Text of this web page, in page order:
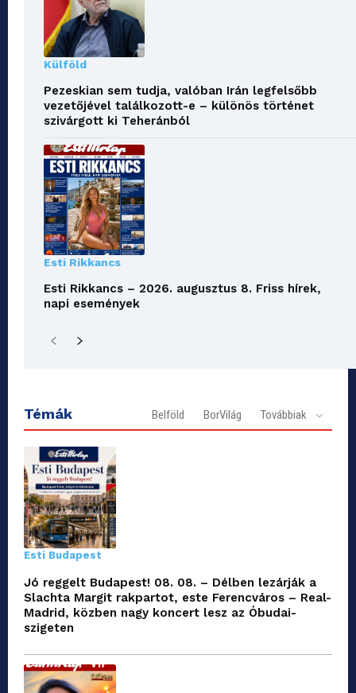
Külföld
Pezeskian sem tudja, valóban Irán legfelsőbb
vezetőjével találkozott-e – különös történet
szivárgott ki Teheránból
Esti Rikkancs
Esti Rikkancs – 2026. augusztus 8. Friss hírek,
napi események
Témák Belföld BorVilág Továbbiak
Esti Budapest
Jó reggelt Budapest! 08. 08. – Délben lezárják a
Slachta Margit rakpartot, este Ferencváros – Real-
Madrid, közben nagy koncert lesz az Óbudai-
szigeten